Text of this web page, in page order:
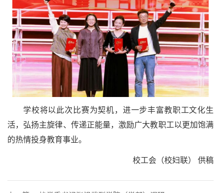
学校将以此次比赛为契机，进一步丰富教职工文化生
活，弘扬主旋律、传递正能量，激励广大教职工以更加饱满
的热情投身教育事业。
校工会（校妇联） 供稿